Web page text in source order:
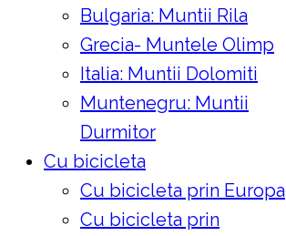
Bulgaria: Muntii Rila
Grecia- Muntele Olimp
Italia: Muntii Dolomiti
Muntenegru: Muntii
Durmitor
Cu bicicleta
Cu bicicleta prin Europa
Cu bicicleta prin